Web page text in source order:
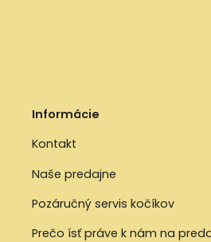
Informácie
Kontakt
Naše predajne
Pozáručný servis kočíkov
Prečo ísť práve k nám na